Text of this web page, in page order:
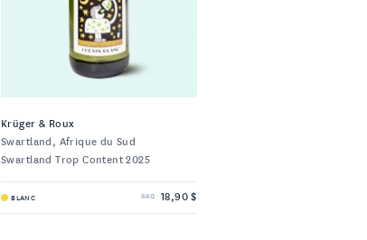
Krüger & Roux
Swartland, Afrique du Sud
Swartland Trop Content 2025
BLANC SAQ 18,90 $